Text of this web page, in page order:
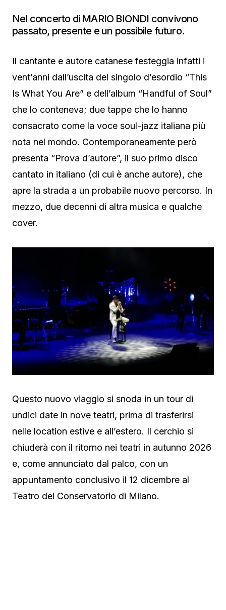
Nel concerto di MARIO BIONDI convivono
passato, presente e un possibile futuro.
Il cantante e autore catanese festeggia infatti i
vent’anni dall’uscita del singolo d’esordio “This
Is What You Are” e dell’album “Handful of Soul”
che lo conteneva; due tappe che lo hanno
consacrato come la voce soul-jazz italiana più
nota nel mondo. Contemporaneamente però
presenta “Prova d’autore”, il suo primo disco
cantato in italiano (di cui è anche autore), che
apre la strada a un probabile nuovo percorso. In
mezzo, due decenni di altra musica e qualche
cover.
Questo nuovo viaggio si snoda in un tour di
undici date in nove teatri, prima di trasferirsi
nelle location estive e all’estero. Il cerchio si
chiuderà con il ritorno nei teatri in autunno 2026
e, come annunciato dal palco, con un
appuntamento conclusivo il 12 dicembre al
Teatro del Conservatorio di Milano.